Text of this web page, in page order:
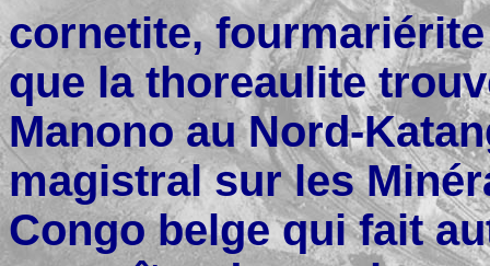
cornetite,
que la thoreaulite
Manono au Nord-
magistral sur les
Congo belge qui fait